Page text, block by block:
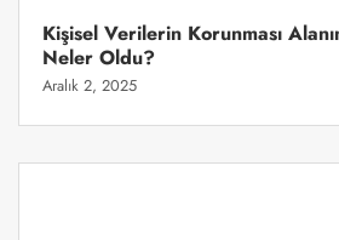
Kişisel Verilerin Korunması
Neler Oldu?
Aralık 2, 2025